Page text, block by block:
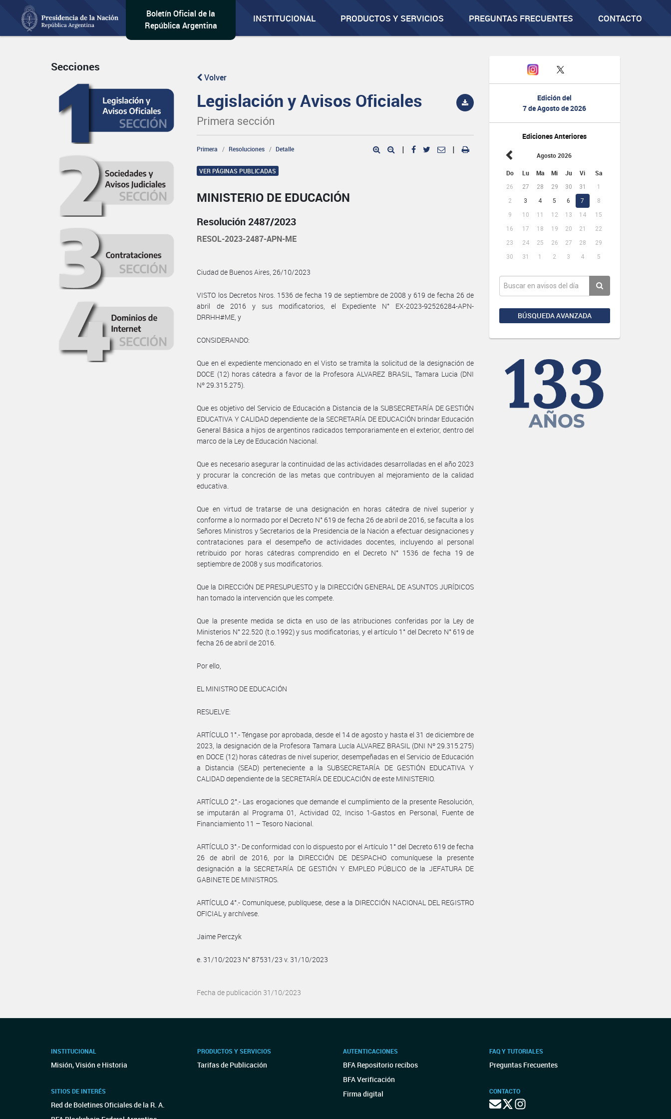
Boletín Oficial de la
República Argentina
INSTITUCIONAL PRODUCTOS Y SERVICIOS PREGUNTAS FRECUENTES CONTACTO
Edición del
7 de Agosto de 2026
Ediciones Anteriores
Agosto 2026
Do Lu Ma Mi Ju Vi Sa
26 27 28 29 30 31
1
2
3 4 5 6 7
8
9
10 11 12 13 14
15
16
17 18 19 20 21
22
23
24 25 26 27 28
29
30
31 1 2 3 4 5
BÚSQUEDA AVANZADA
Secciones
Volver
Legislación y Avisos Oficiales
Primera sección
Primera Resoluciones Detalle | |
VER PÁGINAS PUBLICADAS
MINISTERIO DE EDUCACIÓN
Resolución 2487/2023
RESOL-2023-2487-APN-ME
Ciudad de Buenos Aires, 26/10/2023
VISTO los Decretos Nros. 1536 de fecha 19 de septiembre de 2008 y 619 de fecha 26 de
abril de 2016 y sus modificatorios, el Expediente N° EX-2023-92526284-APN-
DRRHH#ME, y
CONSIDERANDO:
Que en el expediente mencionado en el Visto se tramita la solicitud de la designación de
DOCE (12) horas cátedra a favor de la Profesora ALVAREZ BRASIL, Tamara Lucia (DNI
Nº 29.315.275).
Que es objetivo del Servicio de Educación a Distancia de la SUBSECRETARÍA DE GESTIÓN
EDUCATIVA Y CALIDAD dependiente de la SECRETARÍA DE EDUCACIÓN brindar Educación
General Básica a hijos de argentinos radicados temporariamente en el exterior, dentro del
marco de la Ley de Educación Nacional.
Que es necesario asegurar la continuidad de las actividades desarrolladas en el año 2023
y procurar la concreción de las metas que contribuyen al mejoramiento de la calidad
educativa.
Que en virtud de tratarse de una designación en horas cátedra de nivel superior y
conforme a lo normado por el Decreto N° 619 de fecha 26 de abril de 2016, se faculta a los
Señores Ministros y Secretarios de la Presidencia de la Nación a efectuar designaciones y
contrataciones para el desempeño de actividades docentes, incluyendo al personal
retribuido por horas cátedras comprendido en el Decreto N° 1536 de fecha 19 de
septiembre de 2008 y sus modificatorios.
Que la DIRECCIÓN DE PRESUPUESTO y la DIRECCIÓN GENERAL DE ASUNTOS JURÍDICOS
han tomado la intervención que les compete.
Que la presente medida se dicta en uso de las atribuciones conferidas por la Ley de
Ministerios N° 22.520 (t.o.1992) y sus modificatorias, y el artículo 1° del Decreto N° 619 de
fecha 26 de abril de 2016.
Por ello,
EL MINISTRO DE EDUCACIÓN
RESUELVE:
ARTÍCULO 1°.- Téngase por aprobada, desde el 14 de agosto y hasta el 31 de diciembre de
2023, la designación de la Profesora Tamara Lucía ALVAREZ BRASIL (DNI Nº 29.315.275)
en DOCE (12) horas cátedras de nivel superior, desempeñadas en el Servicio de Educación
a Distancia (SEAD) perteneciente a la SUBSECRETARÍA DE GESTIÓN EDUCATIVA Y
CALIDAD dependiente de la SECRETARÍA DE EDUCACIÓN de este MINISTERIO.
ARTÍCULO 2°.- Las erogaciones que demande el cumplimiento de la presente Resolución,
se imputarán al Programa 01, Actividad 02, Inciso 1-Gastos en Personal, Fuente de
Financiamiento 11 – Tesoro Nacional.
ARTÍCULO 3°.- De conformidad con lo dispuesto por el Artículo 1° del Decreto 619 de fecha
26 de abril de 2016, por la DIRECCIÓN DE DESPACHO comuníquese la presente
designación a la SECRETARÍA DE GESTIÓN Y EMPLEO PÚBLICO de la JEFATURA DE
GABINETE DE MINISTROS.
ARTÍCULO 4°.- Comuníquese, publíquese, dese a la DIRECCIÓN NACIONAL DEL REGISTRO
OFICIAL y archívese.
Jaime Perczyk
e. 31/10/2023 N° 87531/23 v. 31/10/2023
Fecha de publicación 31/10/2023
INSTITUCIONAL
Misión, Visión e Historia
SITIOS DE INTERÉS
Red de Boletines Oficiales de la R. A.
PRODUCTOS Y SERVICIOS
Tarifas de Publicación
AUTENTICACIONES
BFA Repositorio recibos
BFA Verificación
Firma digital
FAQ Y TUTORIALES
Preguntas Frecuentes
CONTACTO